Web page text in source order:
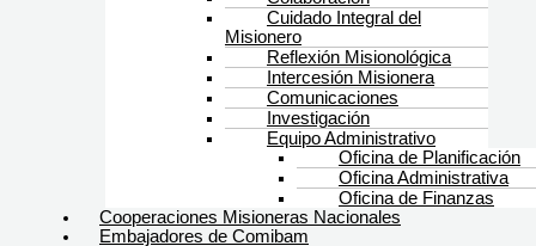
Cuidado Integral del
Misionero
Reflexión Misionológica
Intercesión Misionera
Comunicaciones
Investigación
Equipo Administrativo
Oficina de Planificación
Oficina Administrativa
Oficina de Finanzas
Cooperaciones Misioneras Nacionales
Embajadores de Comibam